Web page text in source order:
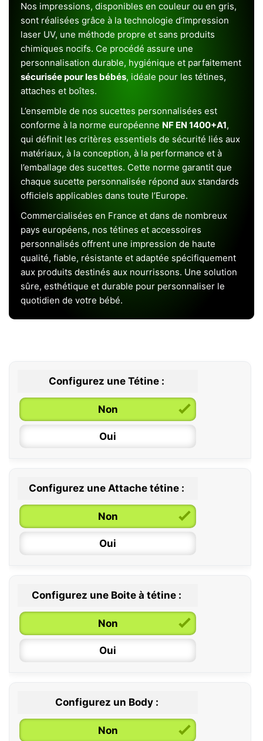
Nos impressions, disponibles en couleur ou en gris,
sont réalisées grâce à la technologie d’impression
laser UV, une méthode propre et sans produits
chimiques nocifs. Ce procédé assure une
personnalisation durable, hygiénique et parfaitement
sécurisée pour les bébés, idéale pour les tétines,
attaches et boîtes.
L’ensemble de nos sucettes personnalisées est
conforme à la norme européenne NF EN 1400+A1,
qui définit les critères essentiels de sécurité liés aux
matériaux, à la conception, à la performance et à
l’emballage des sucettes. Cette norme garantit que
chaque sucette personnalisée répond aux standards
officiels applicables dans toute l’Europe.
Commercialisées en France et dans de nombreux
pays européens, nos tétines et accessoires
personnalisés offrent une impression de haute
qualité, fiable, résistante et adaptée spécifiquement
aux produits destinés aux nourrissons. Une solution
sûre, esthétique et durable pour personnaliser le
quotidien de votre bébé.
Configurez une Tétine :
Non
Oui
0 / 6 mois
6 / 36 mois
Configurez une Attache tétine :
Non
Oui
Configurez une Boite à tétine :
Non
Oui
Configurez un Body :
Non